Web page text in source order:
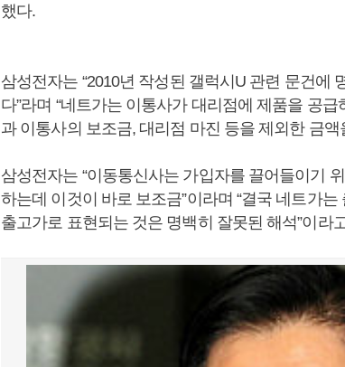
했다.
삼성전자는 “2010년 작성된 갤럭시U 관련 문건에
다”라며 “네트가는 이통사가 대리점에 제품을 공
과 이통사의 보조금, 대리점 마진 등을 제외한 금액
삼성전자는 “이동통신사는 가입자를 끌어들이기
하는데 이것이 바로 보조금”이라며 “결국 네트가
출고가로 표현되는 것은 명백히 잘못된 해석”이라